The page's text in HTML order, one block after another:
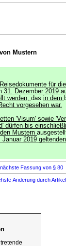
Mustern
für
31. Dezember 2019
werden, das in dem
vorgesehen war.
'Visum' sowie
dürfen bis
Mustern
2019
nächste Fassung von § 80
Änderung durch Artikel